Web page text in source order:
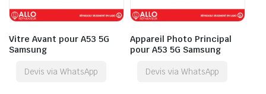
Vitre Avant pour A53 5G
Samsung
Devis via WhatsApp
Appareil Photo Principal
pour A53 5G Samsung
Devis via WhatsApp